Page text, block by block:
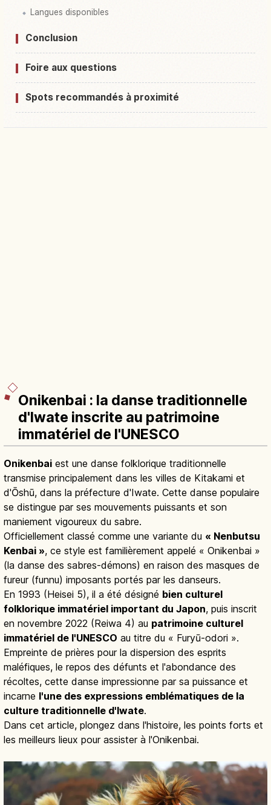
Langues disponibles
Conclusion
Foire aux questions
Spots recommandés à proximité
Onikenbai : la danse traditionnelle
d'Iwate inscrite au patrimoine
immatériel de l'UNESCO
Onikenbai est une danse folklorique traditionnelle
transmise principalement dans les villes de Kitakami et
d'Ōshū, dans la préfecture d'Iwate. Cette danse populaire
se distingue par ses mouvements puissants et son
maniement vigoureux du sabre.
Officiellement classé comme une variante du « Nenbutsu
Kenbai », ce style est familièrement appelé « Onikenbai »
(la danse des sabres-démons) en raison des masques de
fureur (funnu) imposants portés par les danseurs.
En 1993 (Heisei 5), il a été désigné bien culturel
folklorique immatériel important du Japon, puis inscrit
en novembre 2022 (Reiwa 4) au patrimoine culturel
immatériel de l'UNESCO au titre du « Furyū-odori ».
Empreinte de prières pour la dispersion des esprits
maléfiques, le repos des défunts et l'abondance des
récoltes, cette danse impressionne par sa puissance et
incarne l'une des expressions emblématiques de la
culture traditionnelle d'Iwate.
Dans cet article, plongez dans l'histoire, les points forts et
les meilleurs lieux pour assister à l'Onikenbai.